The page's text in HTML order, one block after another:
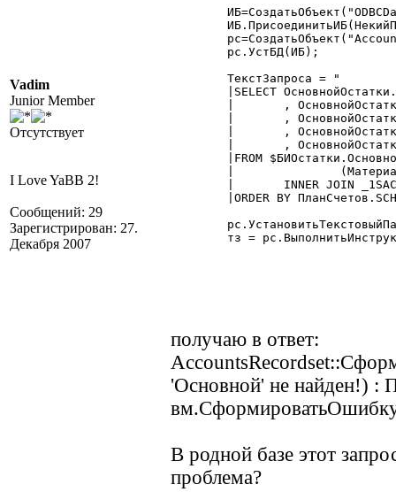
Vadim
Junior Member
Отсутствует
I Love YaBB 2!
Сообщений: 29
Зарегистрирован: 27.
Декабря 2007
получаю в ответ:
'Основной' не найден!) :
В родной базе этот
проблема?